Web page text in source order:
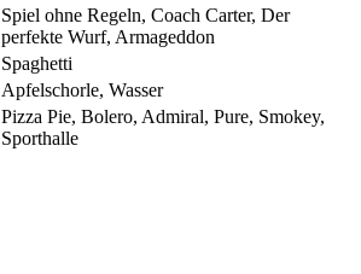
Spiel ohne Regeln, Coach Carter, Der
perfekte Wurf, Armageddon
Spaghetti
Apfelschorle, Wasser
Pizza Pie, Bolero, Admiral, Pure, Smokey,
Sporthalle